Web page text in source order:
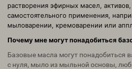
растворения эфирных масел,
самостоятельного применения,
мыловарении, кремоварении или
Почему мне могут понадобиться
Базовые масла могут понадобиться
с нуля, мыло из мыльной основы,